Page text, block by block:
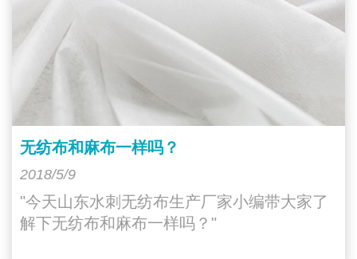
无纺布和麻布一样吗？
2018/5/9
"今天山东水刺无纺布生产厂家小编带大家了
解下无纺布和麻布一样吗？"